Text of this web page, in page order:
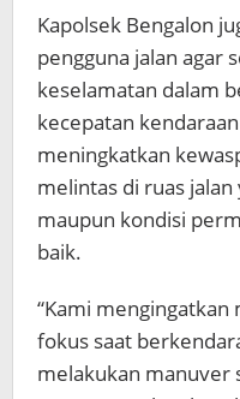
Kapolsek Bengalon
pengguna jalan agar
keselamatan dalam
kecepatan
meningkatkan
melintas di ruas
maupun kondisi
baik.
“Kami mengingatkan
fokus saat
melakukan manuver